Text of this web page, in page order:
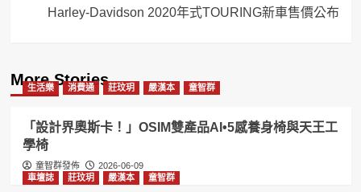
Harley-Davidson 2020年式TOURING新車售價公布
More Stories
生活樂 消費通 莊玟玥 嚴漢本 童智群
「設計界奧斯卡！」OSIM雙產品AI•5感養身椅與天王工
學椅
童智群發佈
2026-06-09
車壇誌
莊玟玥 嚴漢本 童智群